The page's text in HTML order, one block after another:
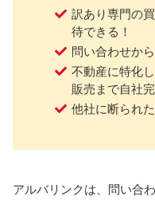
訳あり専門の
待できる！
問い合わせか
不動産に特化
販売まで自社完
他社に断られ
アルバリンクは、問い合